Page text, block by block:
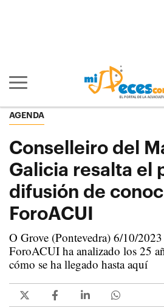
Mostrar/ocultar navegación
AGENDA
Conselleiro del
Galicia resalta el
difusión de
ForoACUI
O Grove (Pontevedra) 6/10/
ForoACUI ha analizado los 25
cómo se ha llegado hasta aquí